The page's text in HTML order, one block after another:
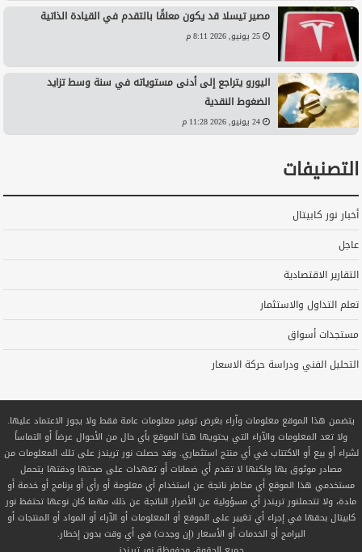
مصير تيسلا قد يكون معلقًا بالتقدم في القيادة الذاتية
25 يونيو, 2026 8:11 م
اليورو يتراجع إلى أدنى مستوياته في سنة وسط تزايد
الضغوط النقدية
24 يونيو, 2026 11:28 م
التصنيفات
أخبار نور كابيتال
عاجل
التقارير الاقتصادية
تعلم التداول والاستثمار
مستجدات أسواق
التحليل الفني ودراسة حركة الاسعار
يتضمن هذا الموقع معلومات وآراء بغرض توفير معلومات عامة فقط ولا يجوز الاعتماد عليها.
ولا تعد المعلومات والآراء التي يحتويها هذا الموقع بأي حال من الأحوال عرضاً أو التماساً
لشراء أو بيع أو الاكتتاب في أي منتج استثماري. وقد حصلت نور تريندز على تلك المعلومات من
مصادر موثوق بها ولكنها لا تقدم أي ضمانات أو تعهدات على صحتها ودقتها يتحمل
مستخدمي هذا الموقع أي مخاطر ناتجة عن استخدام أي معلومة أو رأي أو برنامج أو خدمة أو
مادة، ولا تتحملنور تريندز أي مسؤولية عن الأضرار الناتجة عن ذلك مهما كان نوعها تحتفظ نور
كابيتال بحقها في إجراء أي تغيير على الموقع أو المعلومات أو الآراء أو المواد أو المنتجات أو
البرامج أو الخدمات أو الأسعار (إن وجدت) في أي وقت بدون إخطار.